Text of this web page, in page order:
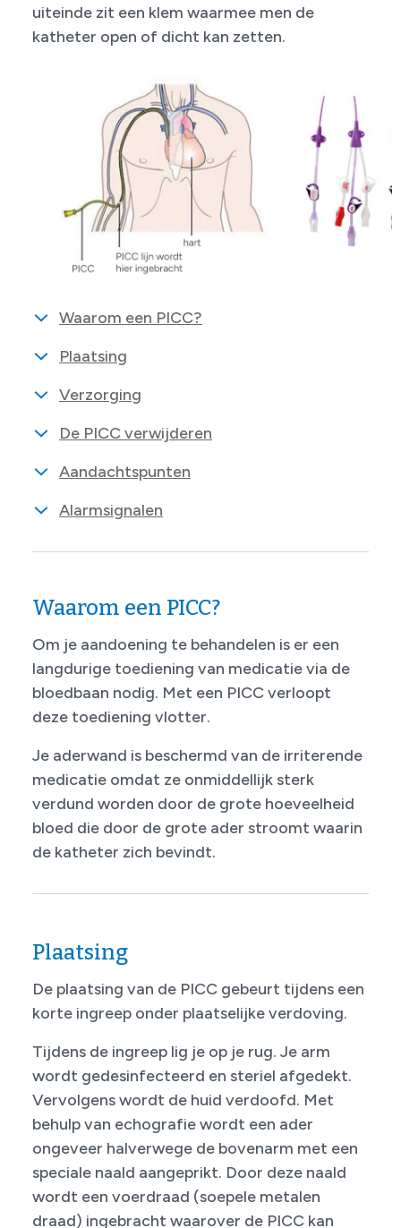
uiteinde zit een klem waarmee men de
katheter open of dicht kan zetten.
Waarom een PICC?
Plaatsing
Verzorging
De PICC verwijderen
Aandachtspunten
Alarmsignalen
Waarom een PICC?
Om je aandoening te behandelen is er een
langdurige toediening van medicatie via de
bloedbaan nodig. Met een PICC verloopt
deze toediening vlotter.
Je aderwand is beschermd van de irriterende
medicatie omdat ze onmiddellijk sterk
verdund worden door de grote hoeveelheid
bloed die door de grote ader stroomt waarin
de katheter zich bevindt.
Plaatsing
De plaatsing van de PICC gebeurt tijdens een
korte ingreep onder plaatselijke verdoving.
Tijdens de ingreep lig je op je rug. Je arm
wordt gedesinfecteerd en steriel afgedekt.
Vervolgens wordt de huid verdoofd. Met
behulp van echografie wordt een ader
ongeveer halverwege de bovenarm met een
speciale naald aangeprikt. Door deze naald
wordt een voerdraad (soepele metalen
draad) ingebracht waarover de PICC kan